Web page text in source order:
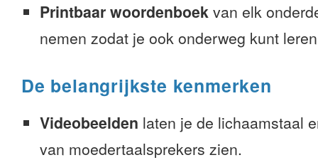
Printbaar woordenboek van elk
nemen zodat je ook onderweg kunt
De belangrijkste kenmerken
Videobeelden laten je de lichaamstaal
van moedertaalsprekers zien.